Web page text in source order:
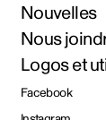
Nouvelles
Nous
Logos et
Facebook